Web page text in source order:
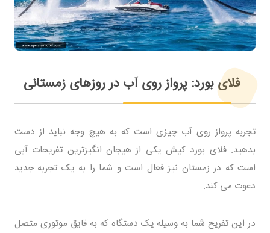
فلای بورد: پرواز روی آب در روزهای زمستانی
تجربه پرواز روی آب چیزی است که به هیچ وجه نباید از دست
بدهید. فلای بورد کیش یکی از هیجان انگیزترین تفریحات آبی
است که در زمستان نیز فعال است و شما را به یک تجربه جدید
دعوت می کند.
در این تفریح شما به وسیله یک دستگاه که به قایق موتوری متصل